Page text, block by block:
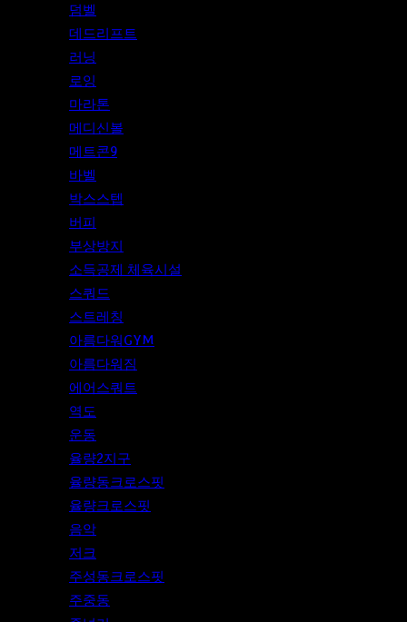
덤벨
데드리프트
러닝
로잉
마라톤
메디신볼
메트콘9
바벨
박스스텝
버피
부상방지
소득공제 체육시설
스쿼드
스트레칭
아름다워GYM
아름다워짐
에어스쿼트
역도
운동
율량2지구
율량동크로스핏
율량크로스핏
음악
저크
주성동크로스핏
주중동